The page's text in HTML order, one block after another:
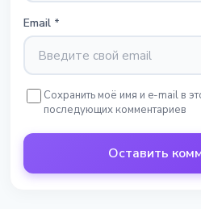
Email *
Сохранить моё имя и e-mail в
последующих комментариев
Оставить